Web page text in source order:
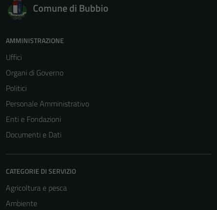
Comune di Bubbio
AMMINISTRAZIONE
Uffici
Organi di Governo
Politici
Personale Amministrativo
Enti e Fondazioni
Documenti e Dati
CATEGORIE DI SERVIZIO
Agricoltura e pesca
Ambiente